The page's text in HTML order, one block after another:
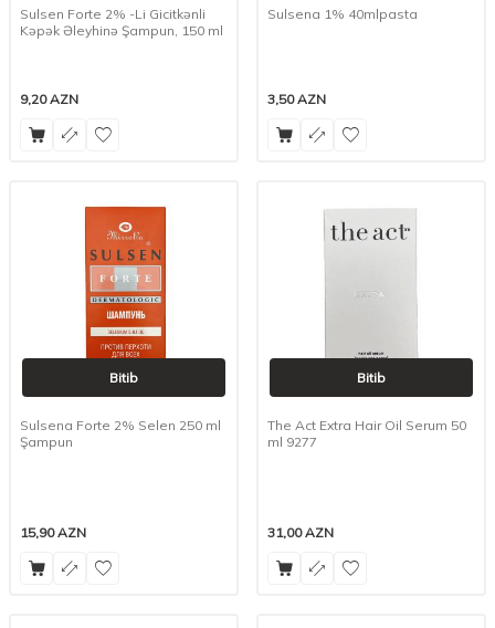
Sulsen Forte 2% -Li Gicitkənli
Kəpək Əleyhinə Şampun, 150 ml
9,20AZN
Sulsena 1% 40mlpasta
3,50AZN
Bitib
Sulsena Forte 2% Selen 250 ml
Şampun
15,90AZN
Bitib
The Act Extra Hair Oil Serum 50
ml 9277
31,00AZN